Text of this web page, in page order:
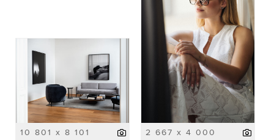
10 801 x 8 101 2 667 x 4 000